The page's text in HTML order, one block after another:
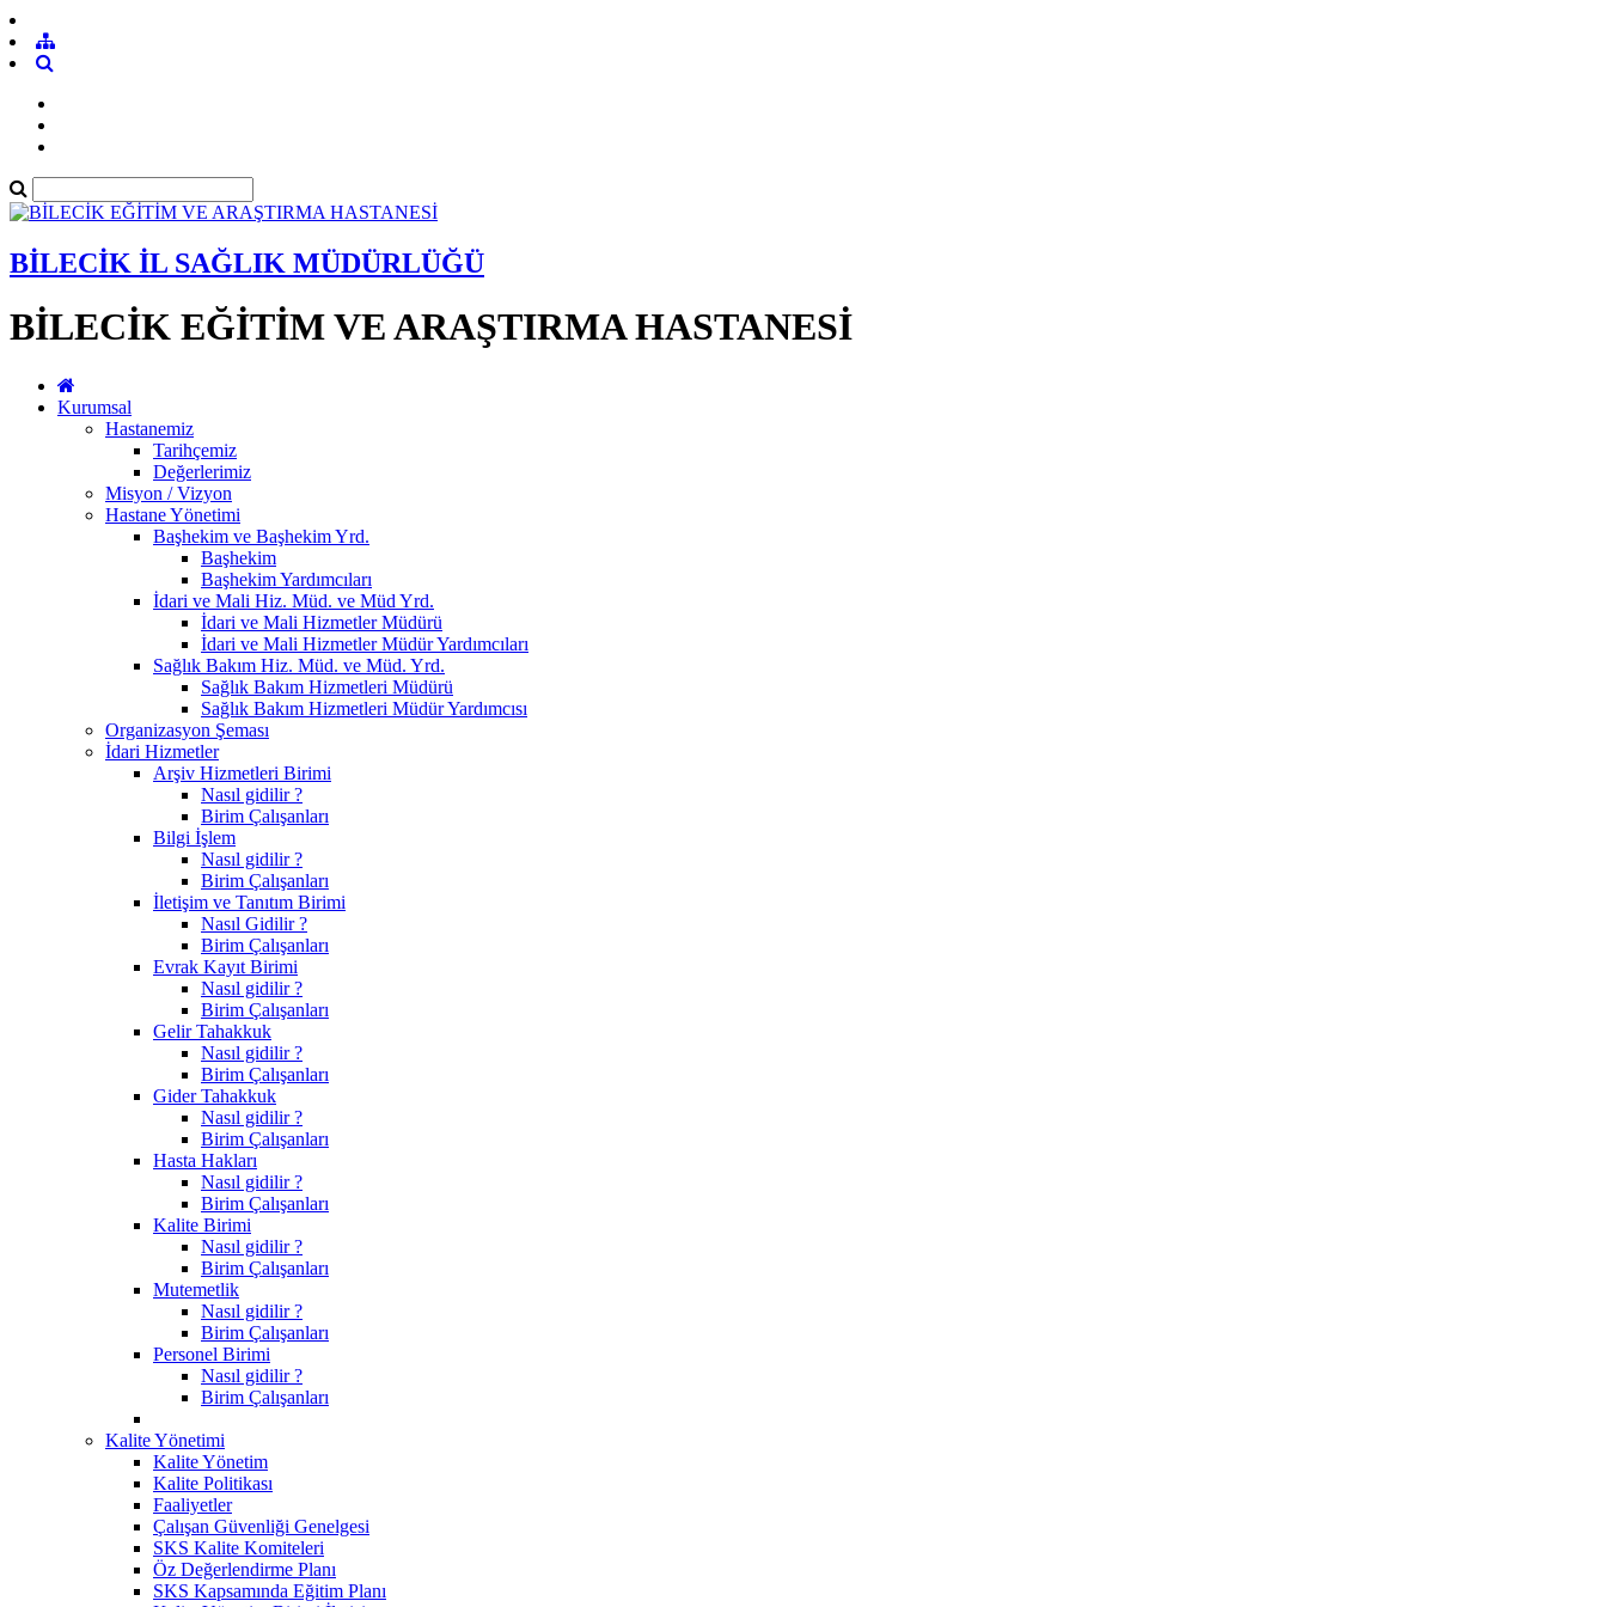
BİLECİK İL SAĞLIK MÜDÜRLÜĞÜ
BİLECİK EĞİTİM VE ARAŞTIRMA HASTANESİ
Kurumsal
Hastanemiz
Tarihçemiz
Değerlerimiz
Misyon / Vizyon
Hastane Yönetimi
Başhekim ve Başhekim Yrd.
Başhekim
Başhekim Yardımcıları
İdari ve Mali Hiz. Müd. ve Müd Yrd.
İdari ve Mali Hizmetler Müdürü
İdari ve Mali Hizmetler Müdür Yardımcıları
Sağlık Bakım Hiz. Müd. ve Müd. Yrd.
Sağlık Bakım Hizmetleri Müdürü
Sağlık Bakım Hizmetleri Müdür Yardımcısı
Organizasyon Şeması
İdari Hizmetler
Arşiv Hizmetleri Birimi
Nasıl gidilir ?
Birim Çalışanları
Bilgi İşlem
Nasıl gidilir ?
Birim Çalışanları
İletişim ve Tanıtım Birimi
Nasıl Gidilir ?
Birim Çalışanları
Evrak Kayıt Birimi
Nasıl gidilir ?
Birim Çalışanları
Gelir Tahakkuk
Nasıl gidilir ?
Birim Çalışanları
Gider Tahakkuk
Nasıl gidilir ?
Birim Çalışanları
Hasta Hakları
Nasıl gidilir ?
Birim Çalışanları
Kalite Birimi
Nasıl gidilir ?
Birim Çalışanları
Mutemetlik
Nasıl gidilir ?
Birim Çalışanları
Personel Birimi
Nasıl gidilir ?
Birim Çalışanları
Kalite Yönetimi
Kalite Yönetim
Kalite Politikası
Faaliyetler
Çalışan Güvenliği Genelgesi
SKS Kalite Komiteleri
Öz Değerlendirme Planı
SKS Kapsamında Eğitim Planı